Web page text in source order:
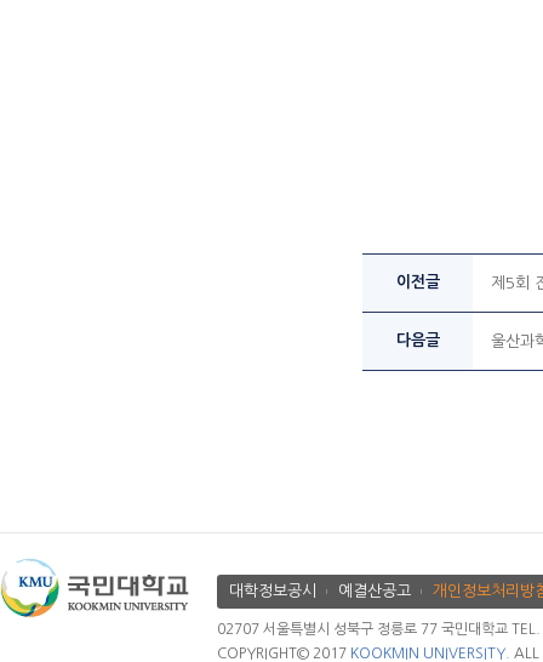
이전글 제5회
다음글 울산과
대학정보공시 예결산공고 개인정보처리방
02707 서울특별시 성북구 정릉로 77 국민대학교
COPYRIGHT© 2017 KOOKMIN UNIVERSITY. ALL